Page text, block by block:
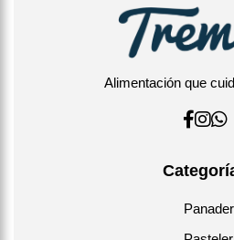
Alimentación que